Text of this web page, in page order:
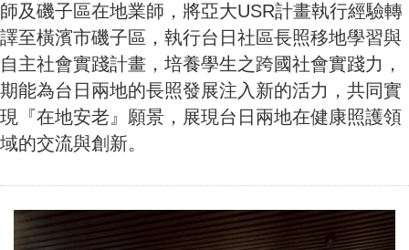
師及磯子區在地業師，將亞大USR計畫執行經驗轉
譯至橫濱市磯子區，執行台日社區長照移地學習與
自主社會實踐計畫，培養學生之跨國社會實踐力，
期能為台日兩地的長照發展注入新的活力，共同實
現『在地安老』願景，展現台日兩地在健康照護領
域的交流與創新。